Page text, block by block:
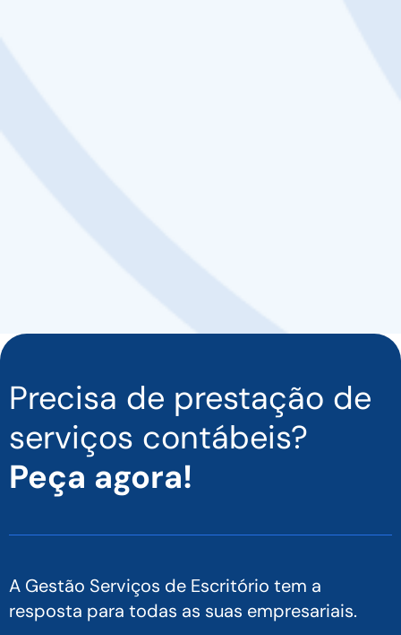
Precisa de prestação de
serviços contábeis?
Peça agora!
A Gestão Serviços de Escritório tem a
resposta para todas as suas empresariais.